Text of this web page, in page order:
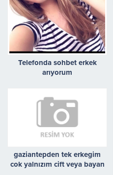
Telefonda sohbet erkek
arıyorum
gaziantepden tek erkegim
cok yalnızım cift veya bayan